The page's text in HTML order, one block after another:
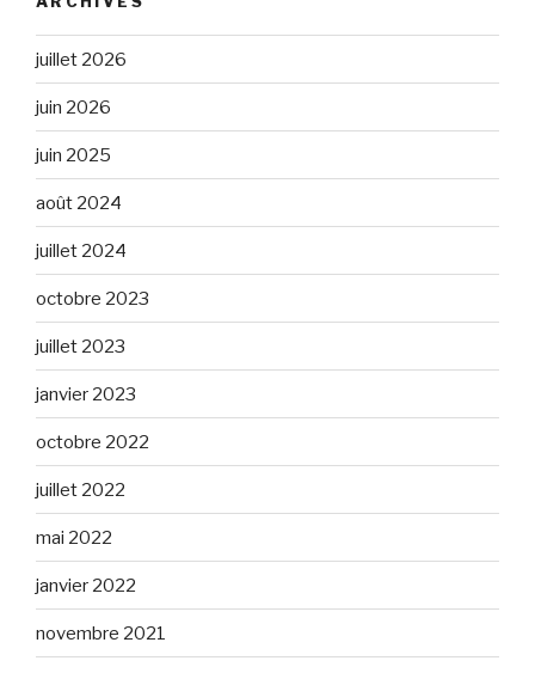
juillet 2026
juin 2026
juin 2025
août 2024
juillet 2024
octobre 2023
juillet 2023
janvier 2023
octobre 2022
juillet 2022
mai 2022
janvier 2022
novembre 2021